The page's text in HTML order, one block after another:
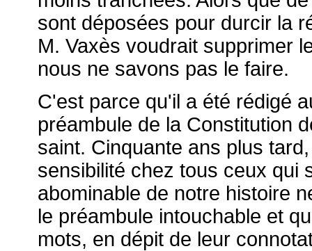
sont déposées pour durcir la
M. Vaxès voudrait supprimer
nous ne savons pas le faire.
C'est parce qu'il a été rédigé
préambule de la Constitution
saint. Cinquante ans plus
sensibilité chez tous ceux qui
abominable de notre histoire
le préambule intouchable et
mots, en dépit de leur